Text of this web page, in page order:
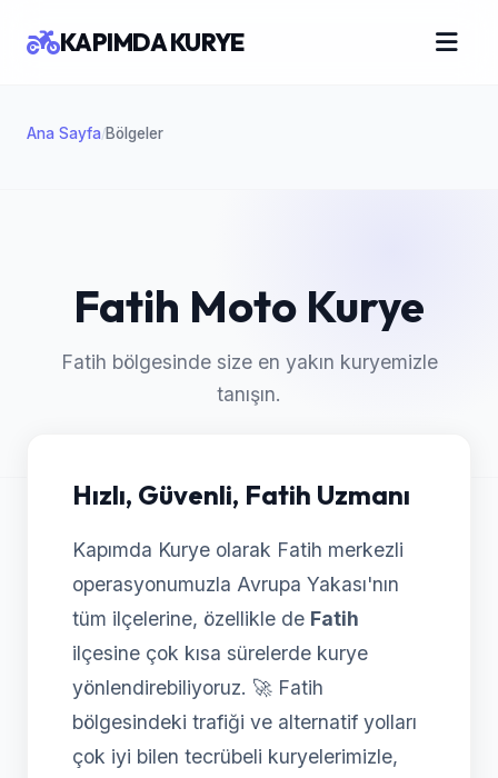
Ana Sayfa/Bölgeler
KAPIMDA KURYE
Fatih Moto Kurye
Fatih bölgesinde size en yakın kuryemizle
tanışın.
Hızlı, Güvenli, Fatih Uzmanı
Kapımda Kurye olarak Fatih merkezli
operasyonumuzla Avrupa Yakası'nın
tüm ilçelerine, özellikle de Fatih
ilçesine çok kısa sürelerde kurye
yönlendirebiliyoruz. 🚀 Fatih
bölgesindeki trafiği ve alternatif yolları
çok iyi bilen tecrübeli kuryelerimizle,